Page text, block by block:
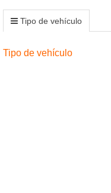
Tipo de vehículo
Tipo de vehículo